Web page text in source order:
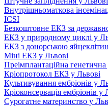
Внутрішньоматкова
ICSI
Безкоштовне ЕКЗ за
ЕКЗ у природному циклі у
ЕКЗ з донорською
Міні ЕКЗ у Львові
Преімплантаційна генетична
Кріопротокол ЕКЗ у Львові
Культивування ембріонів у
Кріоконсервація ембріонів у
Сурогатне материнство у